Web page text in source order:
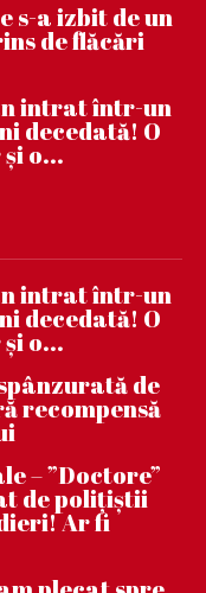
s-a izbit de un
de flăcări
intrat într-un
decedată! O
o...
intrat într-un
decedată! O
o...
de
recompensă
– ”Doctore”
de polițiștii
Ar fi